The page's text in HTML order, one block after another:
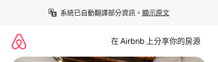
系統已自動翻譯部分資訊。 顯示原文
在 Airbnb 上分享你的房源